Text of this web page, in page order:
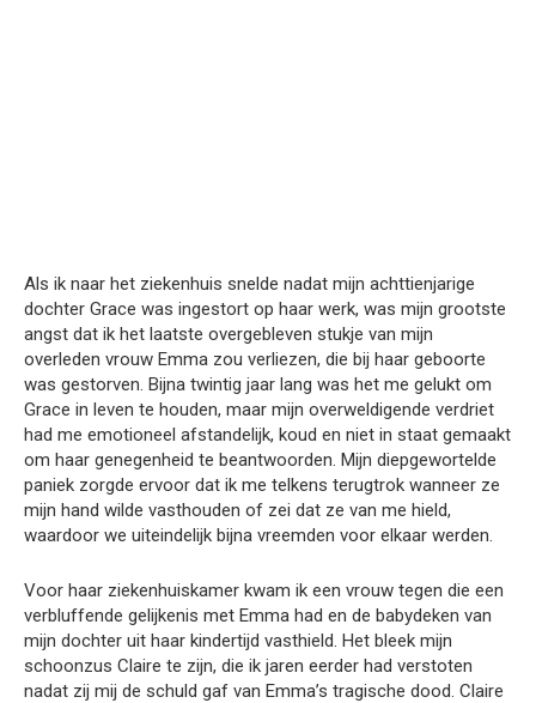
Als ik naar het ziekenhuis snelde nadat mijn achttienjarige
dochter Grace was ingestort op haar werk, was mijn grootste
angst dat ik het laatste overgebleven stukje van mijn
overleden vrouw Emma zou verliezen, die bij haar geboorte
was gestorven. Bijna twintig jaar lang was het me gelukt om
Grace in leven te houden, maar mijn overweldigende verdriet
had me emotioneel afstandelijk, koud en niet in staat gemaakt
om haar genegenheid te beantwoorden. Mijn diepgewortelde
paniek zorgde ervoor dat ik me telkens terugtrok wanneer ze
mijn hand wilde vasthouden of zei dat ze van me hield,
waardoor we uiteindelijk bijna vreemden voor elkaar werden.
Voor haar ziekenhuiskamer kwam ik een vrouw tegen die een
verbluffende gelijkenis met Emma had en de babydeken van
mijn dochter uit haar kindertijd vasthield. Het bleek mijn
schoonzus Claire te zijn, die ik jaren eerder had verstoten
nadat zij mij de schuld gaf van Emma’s tragische dood. Claire